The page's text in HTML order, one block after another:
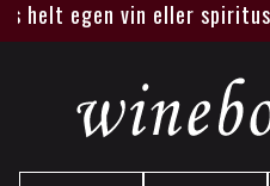
egen vin eller spiritus